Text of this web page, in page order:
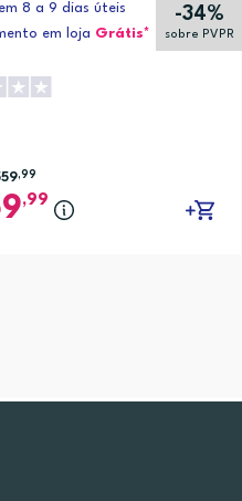
8 a 9 dias úteis
em loja Grátis*
-34%
sobre PVPR
,99
,99